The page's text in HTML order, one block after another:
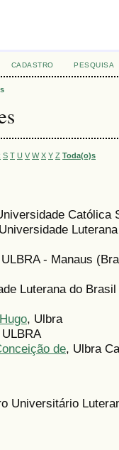
CADASTRO PESQUISA
S T U V W X Y Z Toda(o)s
Católica
- Manaus
Luterana do
, Ulbra
de, Ulbra
Universitário